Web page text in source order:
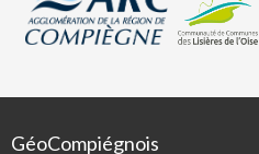
GéoCompiégnois